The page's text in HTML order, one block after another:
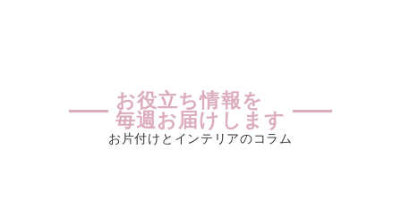
お役立ち情報を
毎週お届けします
お片付けとインテリアのコラム